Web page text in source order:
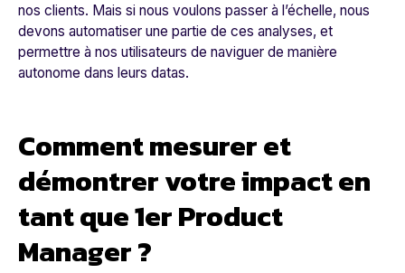
nos clients. Mais si nous voulons passer à l’échelle, nous
devons automatiser une partie de ces analyses, et
permettre à nos utilisateurs de naviguer de manière
autonome dans leurs datas.
Comment mesurer et
démontrer votre impact en
tant que 1er Product
Manager ?